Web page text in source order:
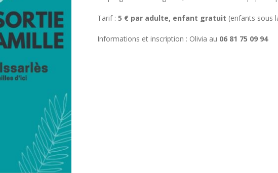
Tarif :5 € par adulte, enfant gratuit (enfants sous
Informations et inscription : Olivia au 06 81 75 09 94